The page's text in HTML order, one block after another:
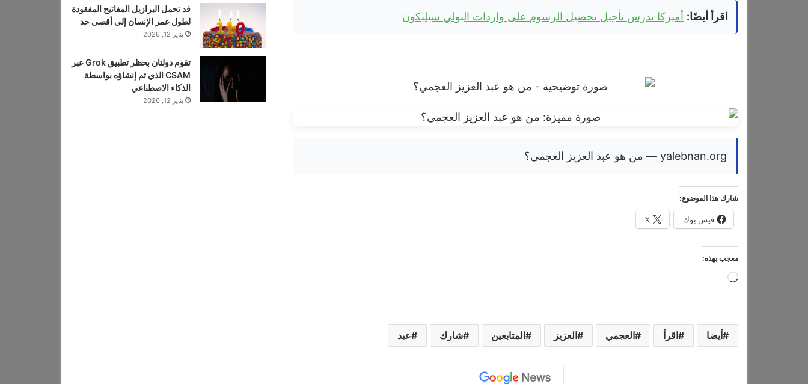
اقرأ أيضًا: أميركا تدرس تأجيل تحصيل الرسوم على واردات البولي سيليكون
yalebnan.org — من هو عبد العزيز العجمي؟
شارك هذا الموضوع:
فيس بوك X
معجب بهذه:
ج
ي
ا
أيضا اقرأ العجمي العزيز المتابعين شارك عبد
قد تحمل البرازيل المفاتيح المفقودة
لطول عمر الإنسان إلى أقصى حد
يناير 12, 2026
تقوم دولتان بحظر تطبيق Grok عبر
CSAM الذي تم إنشاؤه بواسطة
الذكاء الاصطناعي
يناير 12, 2026